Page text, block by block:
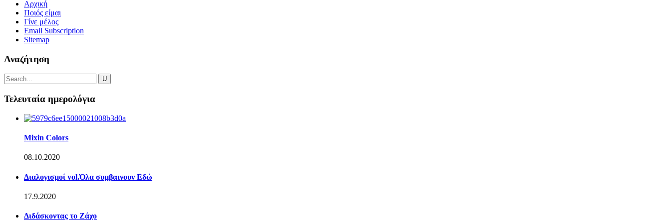
Αρχική
Ποιός είμαι
Γίνε μέλος
Email Subscription
Sitemap
Αναζήτηση
Τελευταία ημερολόγια
Mixin Colors
08.10.2020
Διαλογισμοί vol.Όλα συμβαινουν Εδώ
17.9.2020
Διδάσκοντας το Ζάχο